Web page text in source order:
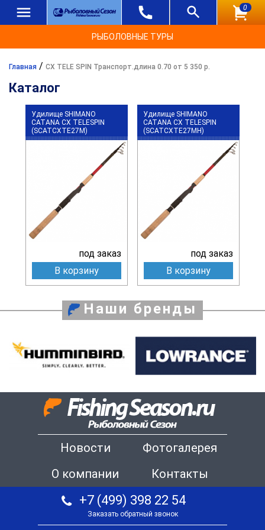
0
РЫБОЛОВНЫЕ ТУРЫ
Главная / CX TELE SPIN Транспорт.длина 0.70 от 5 350 р.
Каталог
Удилище SHIMANO
CATANA CX TELESPIN
(SCATCXTE27M)
под заказ
В корзину
Удилище SHIMANO
CATANA CX TELESPIN
(SCATCXTE27MH)
под заказ
В корзину
Наши бренды
Новости
Фотогалерея
О компании
Контакты
+7 (499) 398 22 54
Заказать обратный звонок